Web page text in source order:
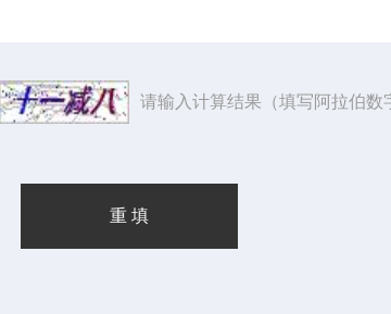
请输入计算结果（填写阿拉伯数